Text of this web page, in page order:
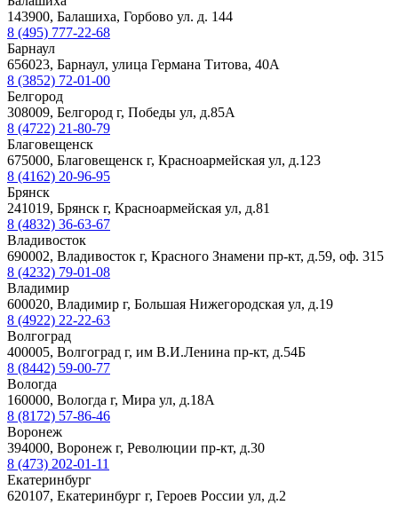
143900, Балашиха, Горбово ул. д. 144
8 (495) 777-22-68
Барнаул
656023, Барнаул, улица Германа Титова, 40А
8 (3852) 72-01-00
Белгород
308009, Белгород г, Победы ул, д.85А
8 (4722) 21-80-79
Благовещенск
675000, Благовещенск г, Красноармейская ул, д.123
8 (4162) 20-96-95
Брянск
241019, Брянск г, Красноармейская ул, д.81
8 (4832) 36-63-67
Владивосток
690002, Владивосток г, Красного Знамени пр-кт, д.59, оф. 315
8 (4232) 79-01-08
Владимир
600020, Владимир г, Большая Нижегородская ул, д.19
8 (4922) 22-22-63
Волгоград
400005, Волгоград г, им В.И.Ленина пр-кт, д.54Б
8 (8442) 59-00-77
Вологда
160000, Вологда г, Мира ул, д.18А
8 (8172) 57-86-46
Воронеж
394000, Воронеж г, Революции пр-кт, д.30
8 (473) 202-01-11
Екатеринбург
620107, Екатеринбург г, Героев России ул, д.2